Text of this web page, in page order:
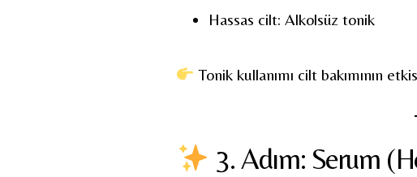
Hassas cilt: Alkolsüz tonik
Tonik kullanımı cilt bakımının
3. Adım: Serum